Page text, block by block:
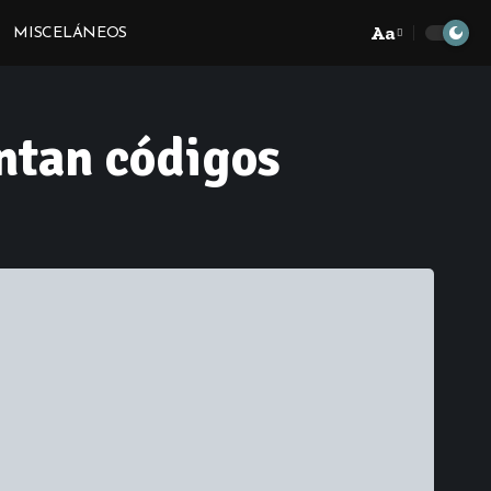
MISCELÁNEOS
Font
Aa
códigos